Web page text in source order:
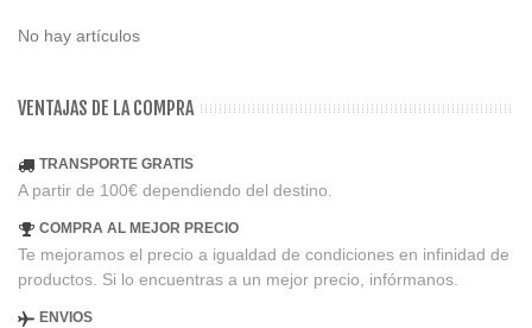
No hay artículos
VENTAJAS DE LA COMPRA
TRANSPORTE GRATIS
A partir de 100€ dependiendo del destino.
COMPRA AL MEJOR PRECIO
Te mejoramos el precio a igualdad de condiciones en infinidad de
productos. Si lo encuentras a un mejor precio, infórmanos.
ENVIOS